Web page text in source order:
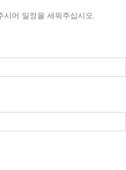
시어 일정을 세워주십시오.